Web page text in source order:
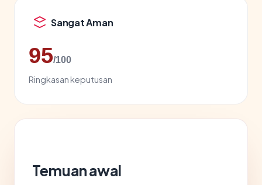
Sangat Aman
95/100
Ringkasan keputusan
Temuan awal